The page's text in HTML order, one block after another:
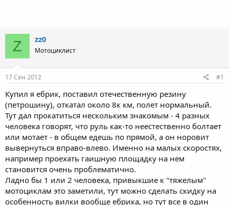
Z zz0
Мотоциклист
17 Сен 2012 #1
Купил я ебрик, поставил отечественную резину
(петрошину), откатал около 8к км, полет нормальный.
Тут дал прокатиться нескольким знакомым - 4 разных
человека говорят, что руль как-то неестественно болтает
или мотает - в общем едешь по прямой, а он норовит
вывернуться вправо-влево. Именно на малых скоростях,
например проехать гаишную площадку на нем
становится очень проблематично.
Ладно бы 1 или 2 человека, привыкшие к "тяжелым"
мотоциклам это заметили, тут можно сделать скидку на
особенность вилки вообще ебрика, но тут все в один